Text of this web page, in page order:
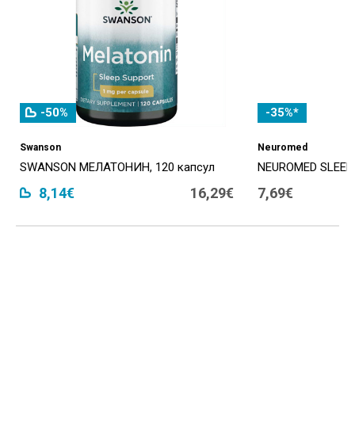
-50%
Swanson
SWANSON МЕЛАТОНИН, 120 капсул
8,14€ 16,29€
-35%*
Neuromed
NEUROMED
7,69€